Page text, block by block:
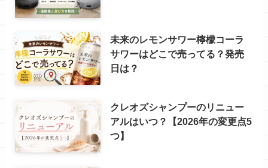
未来のレモンサワー檸檬コーラ
サワーはどこで売ってる？発売
日は？
クレオズシャンプーのリニュー
アルはいつ？【2026年の変更点5
つ】